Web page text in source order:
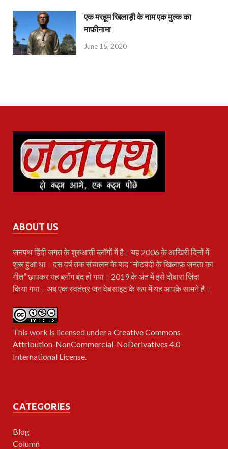
एक मरहूम खिलाड़ी के नाम एक मुल्क का
माफ़ीनामा
June 15, 2020
ABOUT US
जनपथहिंदी जगत के शुरुआती ब्लॉगों में है। यह 2006 के आखिरी दिनों में
शुरू हुआ था। दस वर्ष तक संचालन के बाद “नोटबंदी के खिलाफ़ जनता का
गीत” छापकर यह ब्लॉग बंद हो गया। 2019 के अंत में इसे दोबारा ज़िंदा
किया गया। अब एक स्वतंत्र जन वेबसाइट के रूप में यह आपके सामने है।
This work is licensed under aCreative Commons
Attribution-NonCommercial-NoDerivatives 4.0
International License.
CATEGORIES
Blog
Column